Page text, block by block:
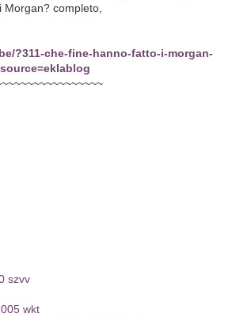
completo,
?311-che-fine-hanno-fatto-i-morgan-
szvv
wkt